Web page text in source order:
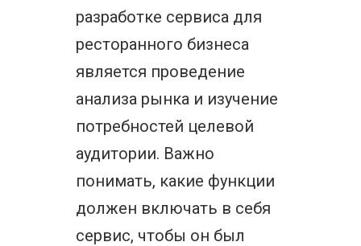
разработке сервиса для
ресторанного бизнеса
является проведение
анализа рынка и изучение
потребностей целевой
аудитории. Важно
понимать, какие функции
должен включать в себя
сервис, чтобы он был